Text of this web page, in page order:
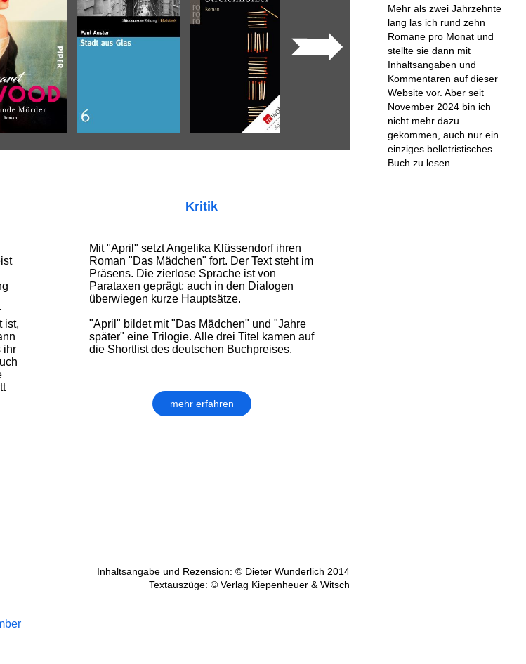
ist,
ihr
Kritik
Mit "April" setzt Angelika Klüssendorf ihren
Roman "Das Mädchen" fort. Der Text steht im
Präsens. Die zierlose Sprache ist von
Parataxen geprägt; auch in den Dialogen
überwiegen kurze Hauptsätze.
"April" bildet mit "Das Mädchen" und "Jahre
später" eine Trilogie. Alle drei Titel kamen auf
die Shortlist des deutschen Buchpreises.
mehr erfahren
Inhaltsangabe und Rezension: © Dieter Wunderlich 2014
Textauszüge: © Verlag Kiepenheuer & Witsch
Mehr als zwei Jahrzehnte
lang las ich rund zehn
Romane pro Monat und
stellte sie dann mit
Inhaltsangaben und
Kommentaren auf dieser
Website vor. Aber seit
November 2024 bin ich
nicht mehr dazu
gekommen, auch nur ein
einziges belletristisches
Buch zu lesen.